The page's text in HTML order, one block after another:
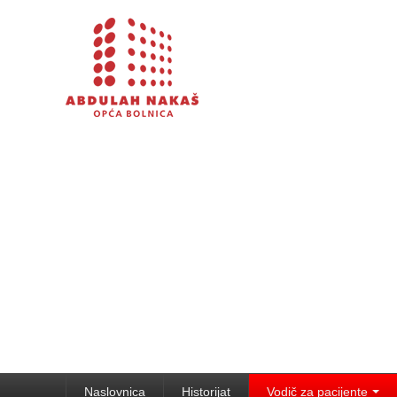
Naslovnica Historijat Vodič za pacijente